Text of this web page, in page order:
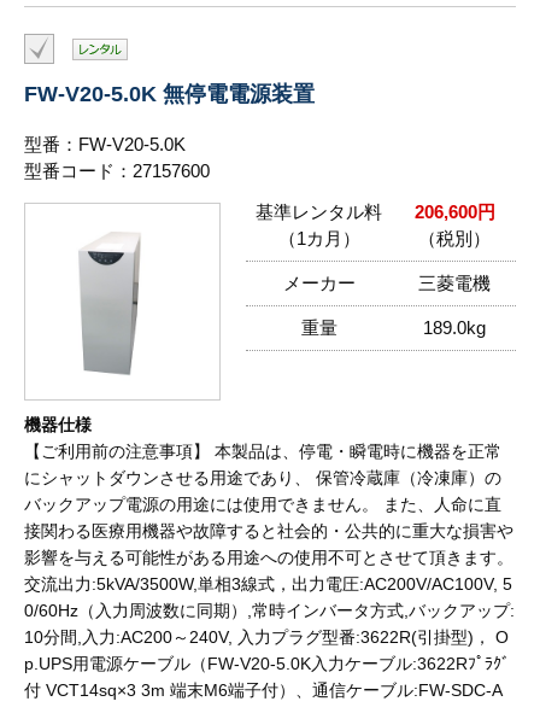
FW-V20-5.0K 無停電電源装置
型番：FW-V20-5.0K
型番コード：27157600
基準レンタル料
（1カ月）
206,600円
（税別）
メーカー 三菱電機
重量 189.0kg
機器仕様
【ご利用前の注意事項】 本製品は、停電・瞬電時に機器を正常
にシャットダウンさせる用途であり、 保管冷蔵庫（冷凍庫）の
バックアップ電源の用途には使用できません。 また、人命に直
接関わる医療用機器や故障すると社会的・公共的に重大な損害や
影響を与える可能性がある用途への使用不可とさせて頂きます。
交流出力:5kVA/3500W,単相3線式，出力電圧:AC200V/AC100V, 5
0/60Hz（入力周波数に同期）,常時インバータ方式,バックアップ:
10分間,入力:AC200～240V, 入力プラグ型番:3622R(引掛型)， O
p.UPS用電源ケーブル（FW-V20-5.0K入力ケーブル:3622Rﾌﾟﾗｸﾞ
付 VCT14sq×3 3m 端末M6端子付）、通信ケーブル:FW-SDC-A